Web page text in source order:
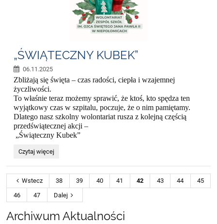
„ŚWIĄTECZNY KUBEK”
06.11.2025
Zbliżają się święta – czas radości, ciepła i wzajemnej
życzliwości.
To właśnie teraz możemy sprawić, że ktoś, kto spędza ten
wyjątkowy czas w szpitalu, poczuje, że o nim pamiętamy.
Dlatego nasz szkolny wolontariat rusza z kolejną częścią
przedświątecznej akcji –
„Świąteczny Kubek”
„ŚWIĄTECZNY
Czytaj więcej
Wstecz 38 39 40 41 42 43 44
45
46
47 Dalej
Archiwum Aktualności